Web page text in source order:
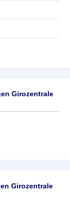
Girozentrale
Girozentrale